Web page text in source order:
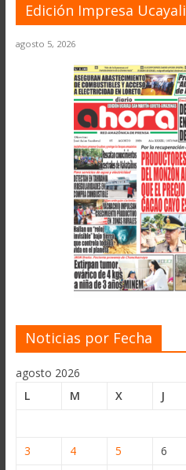
Edición Impresa Ucayali
agosto 5, 2026
Noticias por Fecha
agosto 2026
L
M X J
3
4 5 6